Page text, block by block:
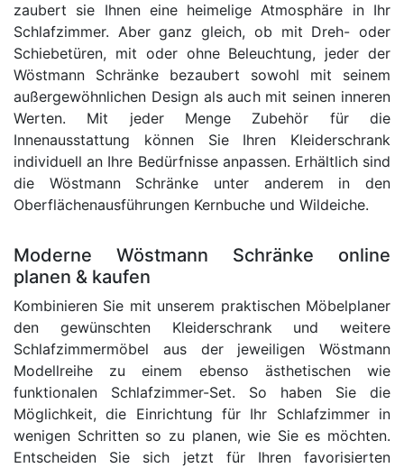
zaubert sie Ihnen eine heimelige Atmosphäre in Ihr
Schlafzimmer. Aber ganz gleich, ob mit Dreh- oder
Schiebetüren, mit oder ohne Beleuchtung, jeder der
Wöstmann Schränke bezaubert sowohl mit seinem
außergewöhnlichen Design als auch mit seinen inneren
Werten. Mit jeder Menge Zubehör für die
Innenausstattung können Sie Ihren Kleiderschrank
individuell an Ihre Bedürfnisse anpassen. Erhältlich sind
die Wöstmann Schränke unter anderem in den
Oberflächenausführungen Kernbuche und Wildeiche.
Moderne Wöstmann Schränke online
planen & kaufen
Kombinieren Sie mit unserem praktischen Möbelplaner
den gewünschten Kleiderschrank und weitere
Schlafzimmermöbel aus der jeweiligen Wöstmann
Modellreihe zu einem ebenso ästhetischen wie
funktionalen Schlafzimmer-Set. So haben Sie die
Möglichkeit, die Einrichtung für Ihr Schlafzimmer in
wenigen Schritten so zu planen, wie Sie es möchten.
Entscheiden Sie sich jetzt für Ihren favorisierten